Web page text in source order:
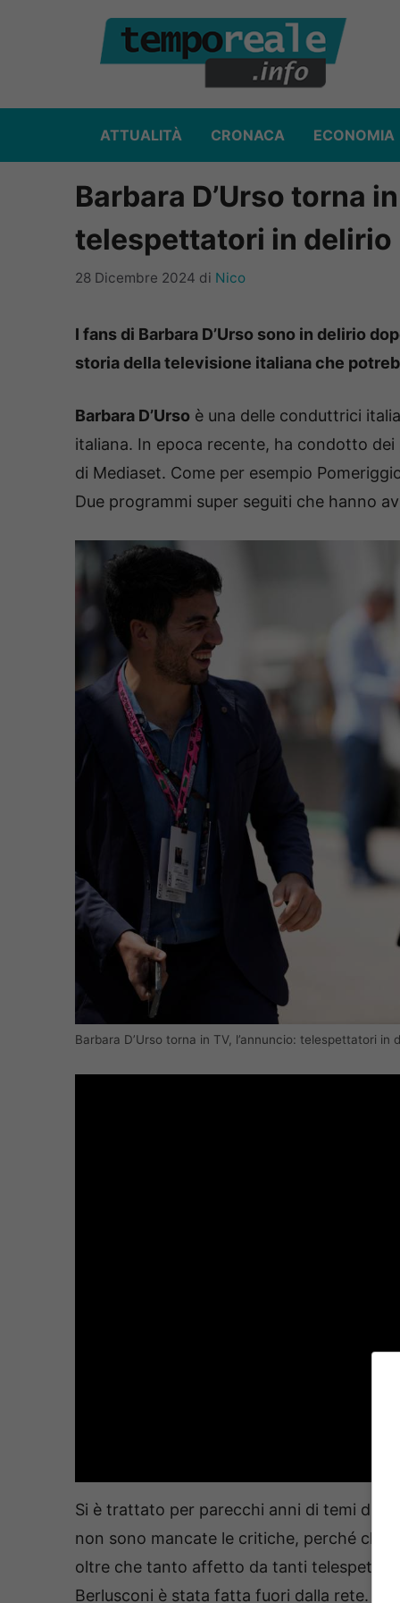
ATTUALITÀ CRONACA ECONOMIA
Barbara D’Urso torna
telespettatori in delirio
28 Dicembre 2024 di Nico
I fans di Barbara D’Urso sono in delirio
storia della televisione italiana che
Barbara D’Urso è una delle conduttrici
italiana. In epoca recente, ha condotto
di Mediaset. Come per esempio
Due programmi super seguiti che hanno
Barbara D’Urso torna in TV, l’annuncio: telespettatori in
Si è trattato per parecchi anni di temi di
non sono mancate le critiche, perché chi
oltre che tanto affetto da tanti
Berlusconi è stata fatta fuori dalla rete. La